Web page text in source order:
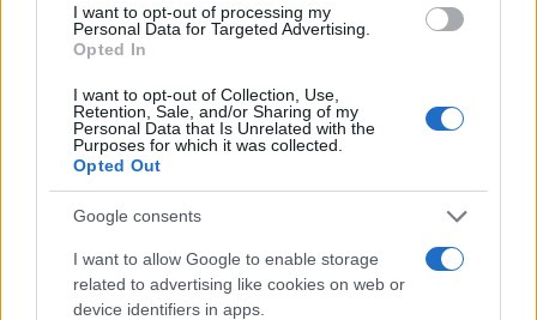
I want to opt-out of processing my
Personal Data for Targeted Advertising.
Opted In
I want to opt-out of Collection, Use,
Retention, Sale, and/or Sharing of my
Personal Data that Is Unrelated with the
Purposes for which it was collected.
Opted Out
Google consents
I want to allow Google to enable storage
related to advertising like cookies on web or
device identifiers in apps.